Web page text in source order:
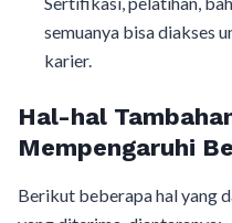
semuanya bisa diakses
karier.
Hal-hal
Mempengaruhi
Berikut beberapa hal yang